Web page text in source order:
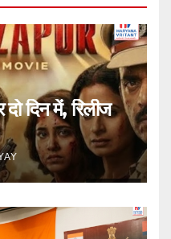
दो दिन में, रिलीज